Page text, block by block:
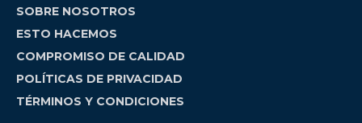
SOBRE NOSOTROS
ESTO HACEMOS
COMPROMISO DE CALIDAD
POLÍTICAS DE PRIVACIDAD
TÉRMINOS Y CONDICIONES